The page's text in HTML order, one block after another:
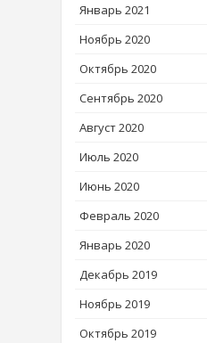
Январь 2021
Ноябрь 2020
Октябрь 2020
Сентябрь 2020
Август 2020
Июль 2020
Июнь 2020
Февраль 2020
Январь 2020
Декабрь 2019
Ноябрь 2019
Октябрь 2019